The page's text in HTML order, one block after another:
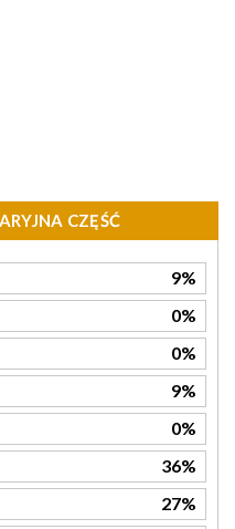
CZĘŚĆ
9%
0%
0%
9%
0%
36%
27%